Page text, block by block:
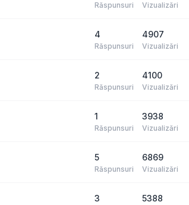
Răspunsuri Vizualizări
4
Răspunsuri
4907
Vizualizări
2
Răspunsuri
4100
Vizualizări
1
Răspunsuri
3938
Vizualizări
5
Răspunsuri
6869
Vizualizări
3 5388